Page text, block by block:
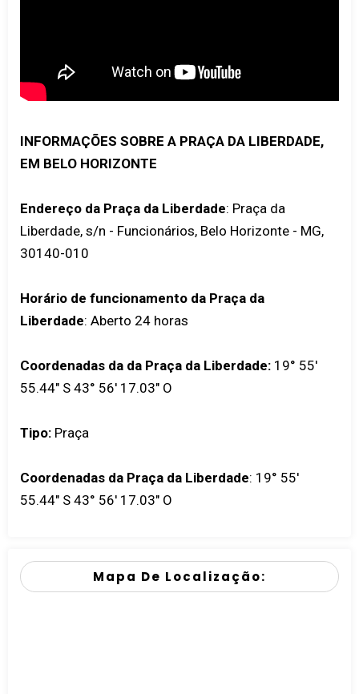
INFORMAÇÕES SOBRE A PRAÇA DA LIBERDADE,
EM BELO HORIZONTE
Endereço da Praça da Liberdade: Praça da
Liberdade, s/n - Funcionários, Belo Horizonte - MG,
30140-010
Horário de funcionamento da Praça da
Liberdade: Aberto 24 horas
Coordenadas da da Praça da Liberdade: 19° 55'
55.44" S 43° 56' 17.03" O
Tipo: Praça
Coordenadas da Praça da Liberdade: 19° 55'
55.44" S 43° 56' 17.03" O
Mapa De Localização: